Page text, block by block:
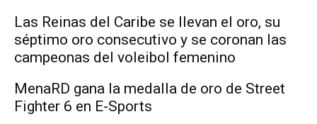
Las Reinas del Caribe se llevan el oro, su
séptimo oro consecutivo y se coronan las
campeonas del voleibol femenino
MenaRD gana la medalla de oro de Street
Fighter 6 en E-Sports